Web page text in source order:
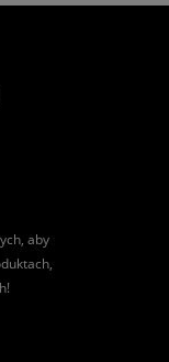
trafiła w Twoje
aby